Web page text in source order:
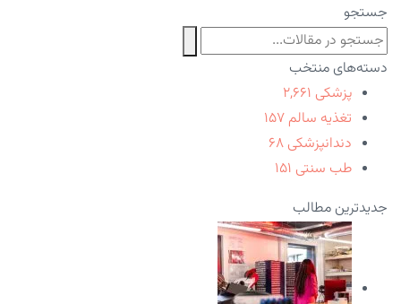
جستجو
دسته‌های منتخب
پزشکی ۲,۶۶۱
تغذیه سالم ۱۵۷
دندانپزشکی ۶۸
طب سنتی ۱۵۱
جدیدترین مطالب